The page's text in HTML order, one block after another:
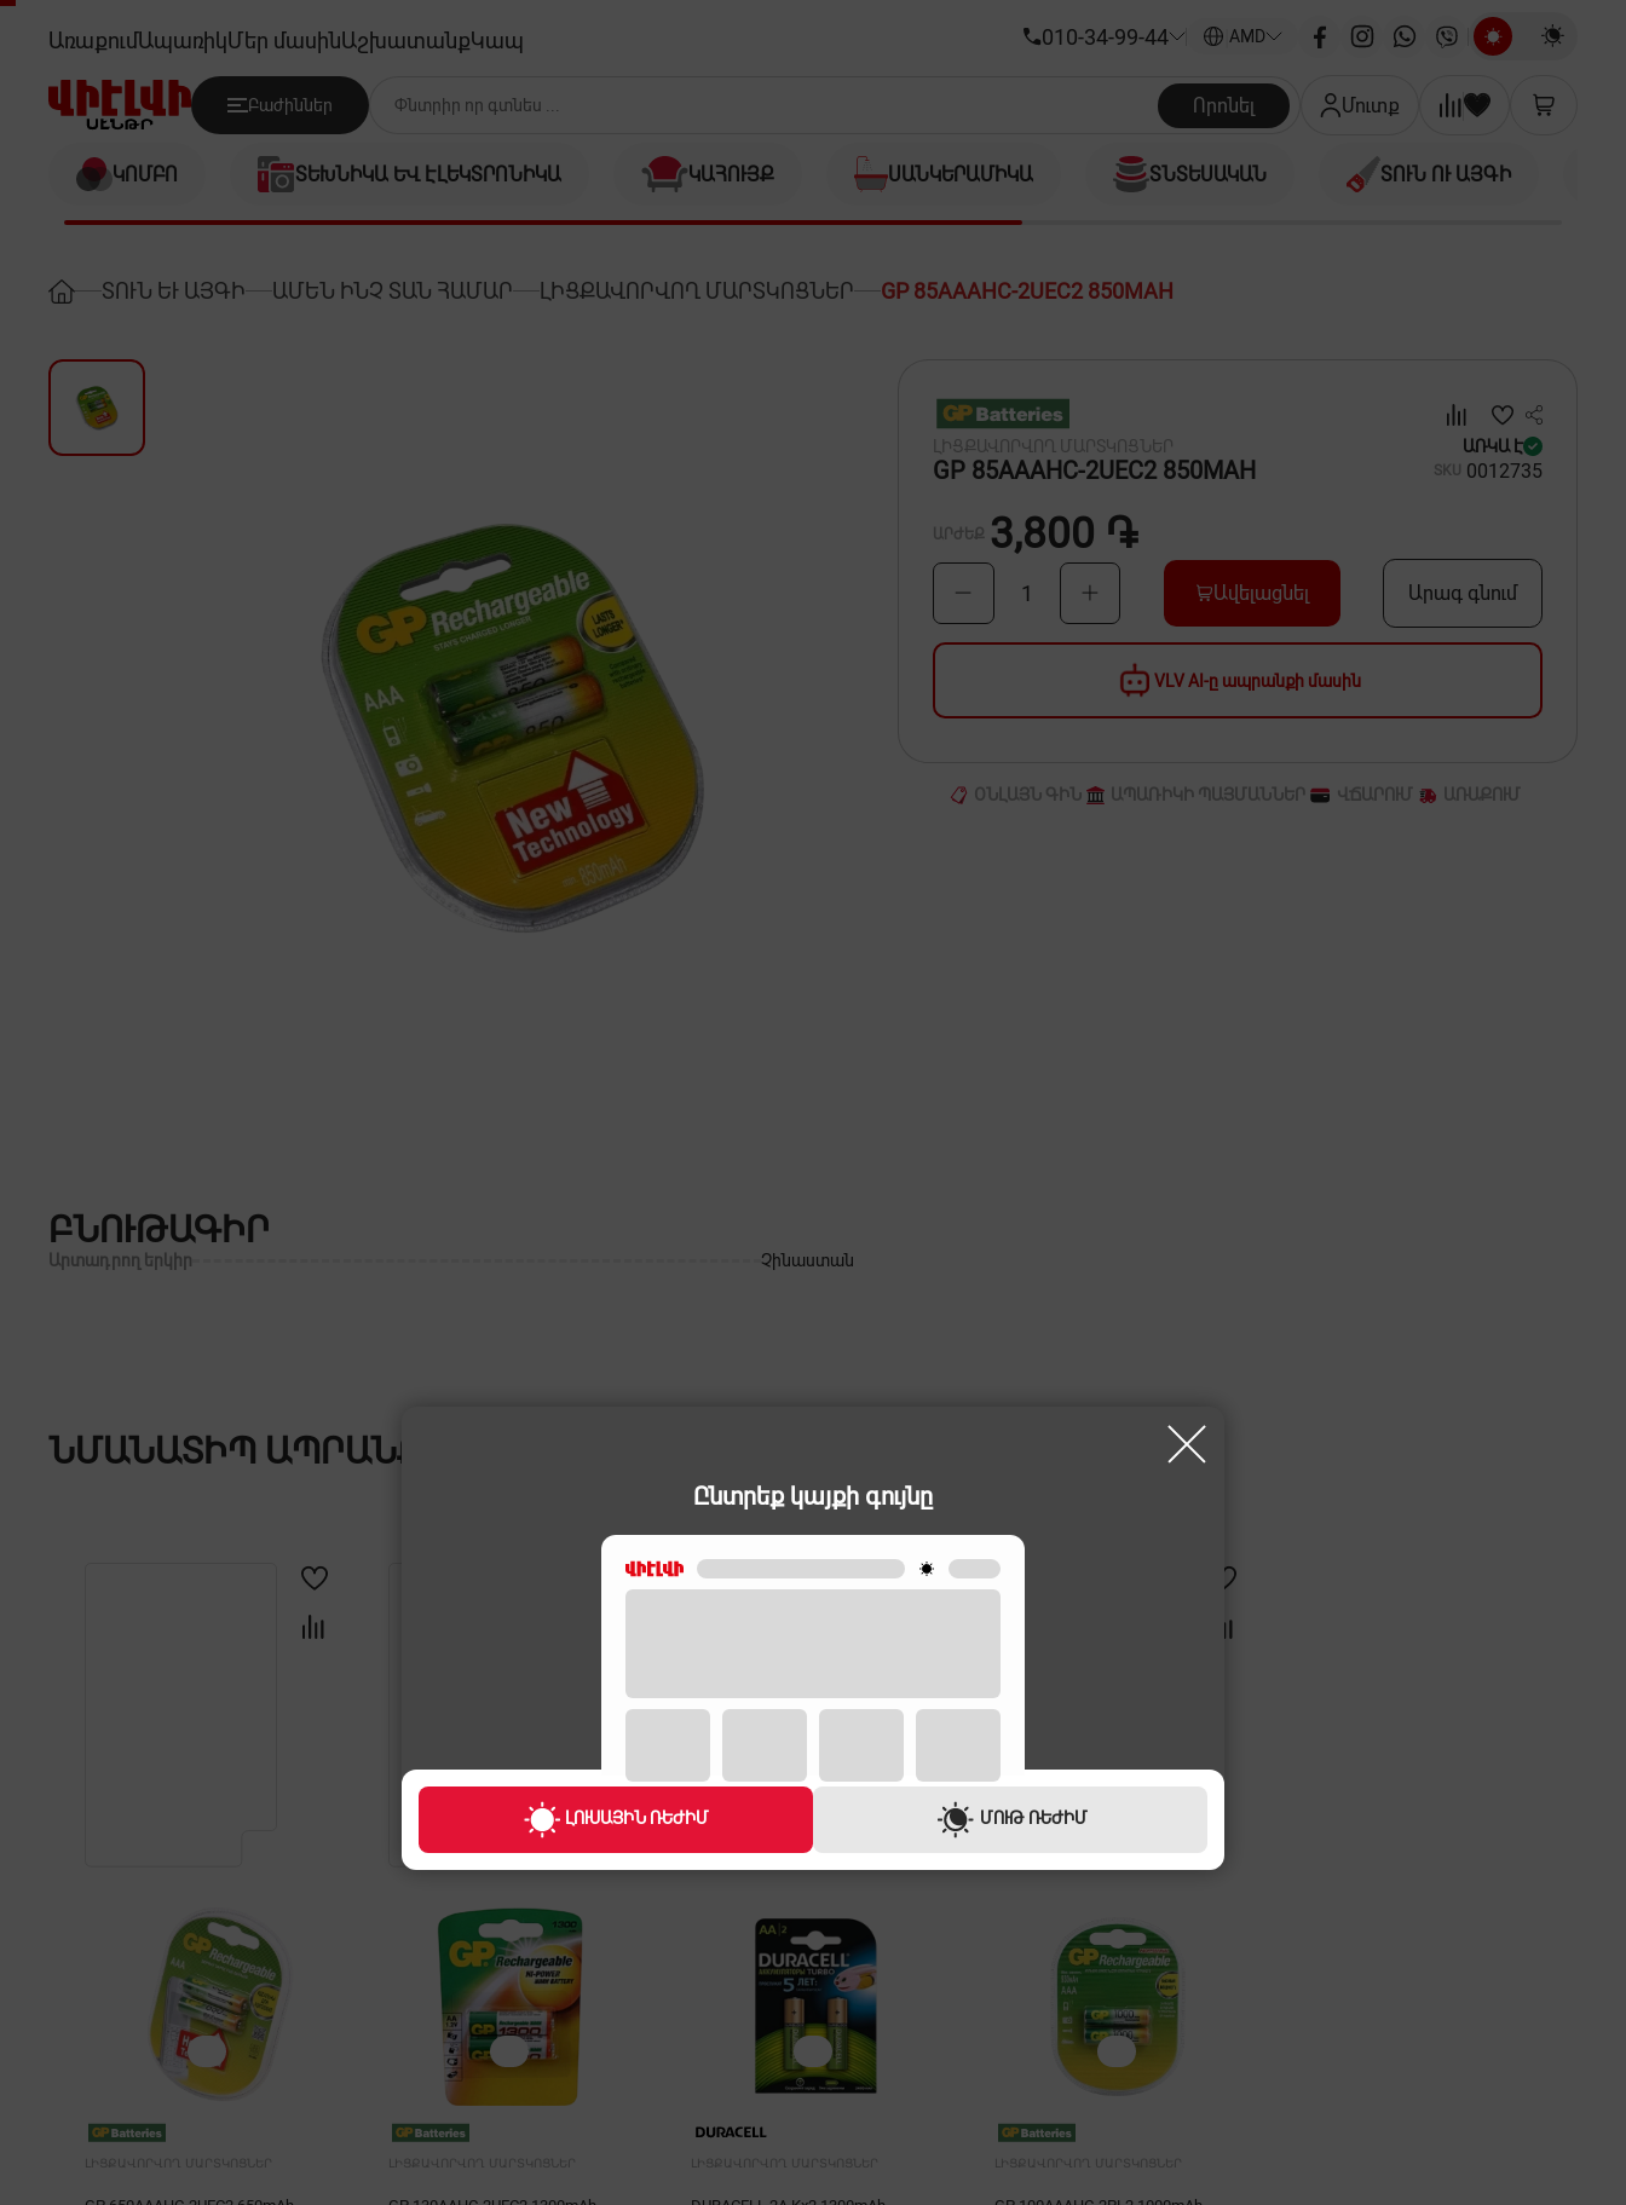
GP 85AAAHC-2UEC2 850MAH
Ընտրեք կայքի գույնը
ԼՈՒՍԱՅԻՆ ՌԵԺԻՄ ՄՈՒԹ ՌԵԺԻՄ
ԱռաքումԱպառիկՄեր մասինԱշխատանքԿապ 010-34-99-44 AMD
Բաժիններ Որոնել Մուտք
ԿՈՄԲՈ ՏԵԽՆԻԿԱ ԵՎ ԷԼԵԿՏՐՈՆԻԿԱ ԿԱՀՈՒՅՔ ՍԱՆԿԵՐԱՄԻԿԱ ՏՆՏԵՍԱԿԱՆ ՏՈՒՆ ՈՒ ԱՅԳԻ
ՏՈՒՆ ԵՒ ԱՅԳԻ ԱՄԵՆ ԻՆՉ ՏԱՆ ՀԱՄԱՐ ԼԻՑՔԱՎՈՐՎՈՂ ՄԱՐՏԿՈՑՆԵՐ GP 85AAAHC-2UEC2 850MAH
VLV AI-ը ապրանքի մասին
ԼԻՑՔԱՎՈՐՎՈՂ ՄԱՐՏԿՈՑՆԵՐ ԱՌԿԱ Է
GP 85AAAHC-2UEC2 850MAH SKU 0012735
ԱՐԺԵՔ 3,800 ֏
1 Ավելացնել Արագ գնում
ՕՆԼԱՅՆ ԳԻՆ ԱՊԱՌԻԿԻ ՊԱՅՄԱՆՆԵՐ ՎՃԱՐՈՒՄ ԱՌԱՔՈՒՄ
ԲՆՈՒԹԱԳԻՐ
Արտադրող երկիր Չինաստան
ՆՄԱՆԱՏԻՊ ԱՊՐԱՆՔՆԵՐ
ԼԻՑՔԱՎՈՐՎՈՂ ՄԱՐՏԿՈՑՆԵՐ ԼԻՑՔԱՎՈՐՎՈՂ ՄԱՐՏԿՈՑՆԵՐ ԼԻՑՔԱՎՈՐՎՈՂ ՄԱՐՏԿՈՑՆԵՐ ԼԻՑՔԱՎՈՐՎՈՂ ՄԱՐՏԿՈՑՆԵՐ